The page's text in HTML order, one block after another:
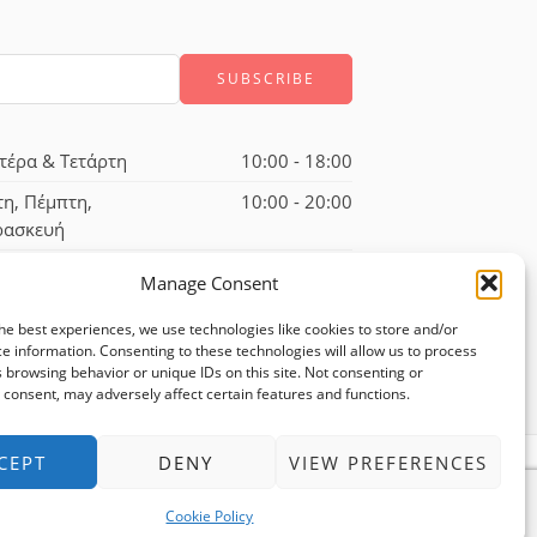
Manage Consent
best experiences, we use technologies like cookies to store and/or
information. Consenting to these technologies will allow us to process
browsing behavior or unique IDs on this site. Not consenting or
may adversely affect certain features and functions.
DENY VIEW PREFERENCES
Cookie Policy
& Τετάρτη
10:00 - 18:00
Πέμπτη,
10:00 - 20:00
των 75 ευρώ